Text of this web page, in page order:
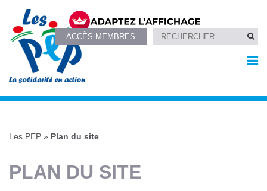
ACCÈS MEMBRES
Les PEP » Plan du site
PLAN DU SITE